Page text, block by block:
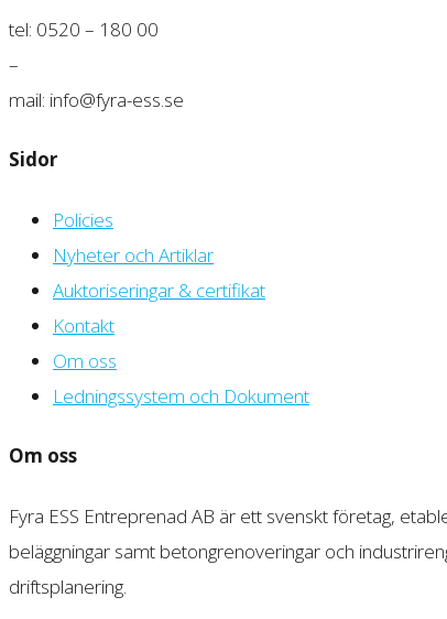
tel: 0520 – 180 00
–
mail: info@fyra-ess.se
Sidor
Policies
Nyheter och Artiklar
Auktoriseringar & certifikat
Kontakt
Om oss
Ledningssystem och Dokument
Om oss
Fyra ESS Entreprenad AB är ett svenskt företag,
beläggningar samt betongrenoveringar och
driftsplanering.